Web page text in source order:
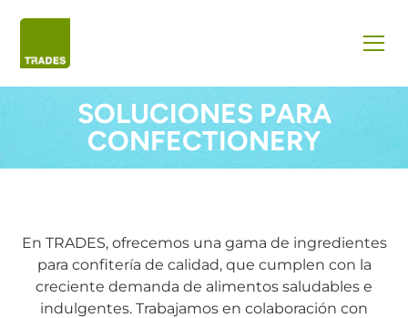
SOLUCIONES PARA
CONFECTIONERY
En TRADES, ofrecemos una gama de ingredientes
para confitería de calidad, que cumplen con la
creciente demanda de alimentos saludables e
indulgentes. Trabajamos en colaboración con